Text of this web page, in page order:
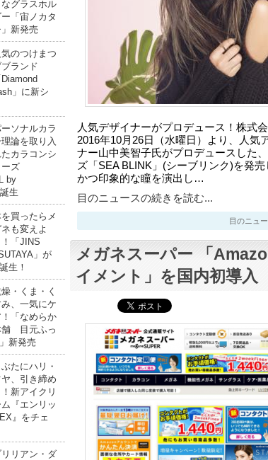
なグラスホル
ー「宙ノカタ
新発売
気のつけまつ
ランド
Diamond
」に新シ
ソナルカラ
理論を取り入
カラコンシ
ーズ
by
生
買ったらメ
ネも変えよ
！「JINS
」が
生！
・くま・く
、一気にケ
！「なめらか
舗 目元ふっ
新発売
ぶたにハリ・
ヤ、引き締め
！新アイクリ
ム『エンリッ
』をチェ
リリアン・ダ
人気デザイナーがプロデュース！株式
2016年10月26日（水曜日）より、人気
ナー山中美智子氏がプロデュースした
ズ「SEA BLINK」(シーブリンク)を発
かつ印象的な瞳を演出し…
目のニュースの続きを読む...
目のニュー
メガネスーパー 「
イメント」を国内初導入